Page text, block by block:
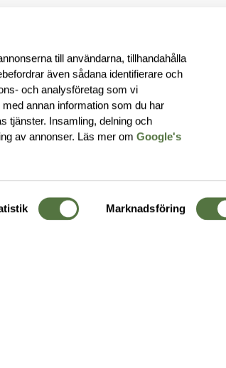
till användarna, tillhandahålla
även sådana identifierare och
och analysföretag som vi
annan information som du har
tjänster. Insamling, delning och
av annonser. Läs mer omGoogle's
Marknadsföring